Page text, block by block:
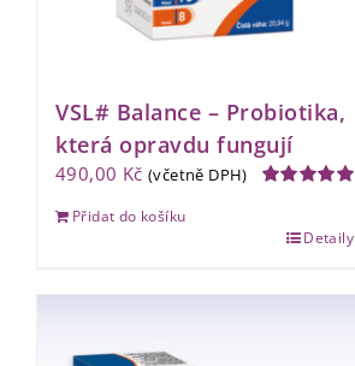
VSL# Balance – Probiotika,
která opravdu fungují
490,00 Kč (včetně DPH)
Přidat do košíku
Detaily